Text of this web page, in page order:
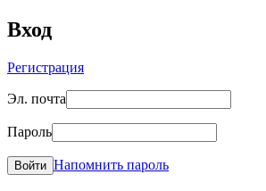
Вход
Регистрация
Эл. почта
Пароль
Войти Напомнить пароль